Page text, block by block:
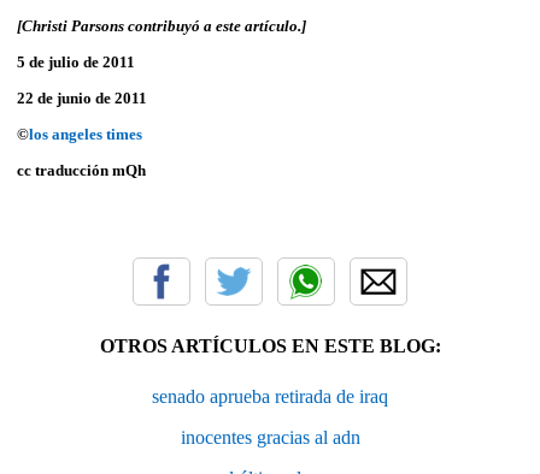
[Christi Parsons contribuyó a este artículo.]
5 de julio de 2011
22 de junio de 2011
©los angeles times
cc traducción mQh
OTROS ARTÍCULOS EN ESTE BLOG:
senado aprueba retirada de iraq
inocentes gracias al adn